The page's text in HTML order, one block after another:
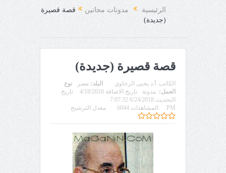
المفاجئ!
الرئيسية مدونات مجانين
قصة قصيرة
(جديدة)
قصة قصيرة (جديدة)
الكاتب: أ.د يحيى الرخاوي البلد: مصر
نوع
العمل: مدونة تاريخ الاضافة 4/18/2010
تاريخ
التحديث 6/24/2018 7:07:32
PM
المشاهدات 6044 معدل الترشيح